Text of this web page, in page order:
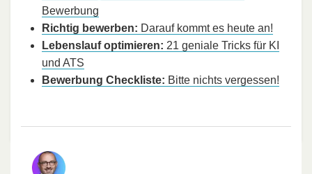
Bewerbung
Richtig bewerben: Darauf kommt es heute an!
Lebenslauf optimieren: 21 geniale Tricks für KI
und ATS
Bewerbung Checkliste: Bitte nichts vergessen!